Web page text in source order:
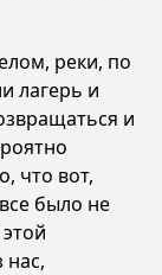
реки, по
лагерь и
и
что вот,
было не